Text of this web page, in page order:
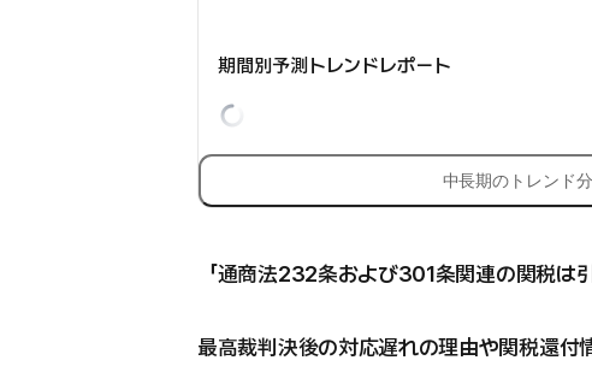
期間別予測トレンドレポート
中長期のトレンド
「通商法232条および301条関連の関税は
最高裁判決後の対応遅れの理由や関税還付